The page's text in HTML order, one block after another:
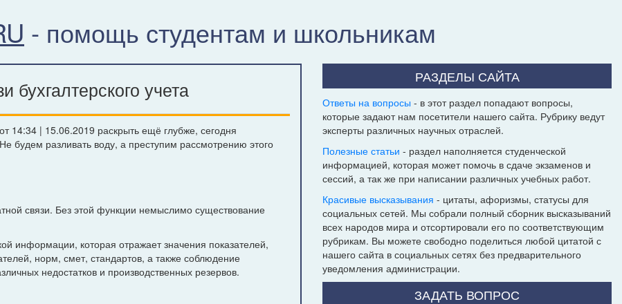
- помощь студентам и школьникам
бухгалтерского учета
14:34 | 15.06.2019 раскрыть ещё глубже, сегодня
будем разливать воду, а преступим рассмотрению этого
связи. Без этой функции немыслимо существование
информации, которая отражает значения показателей,
норм, смет, стандартов, а также соблюдение
недостатков и производственных резервов.
РАЗДЕЛЫ САЙТА
Ответы на вопросы - в этот раздел попадают вопросы,
которые задают нам посетители нашего сайта. Рубрику ведут
эксперты различных научных отраслей.
Полезные статьи - раздел наполняется студенческой
информацией, которая может помочь в сдаче экзаменов и
сессий, а так же при написании различных учебных работ.
Красивые высказывания - цитаты, афоризмы, статусы для
социальных сетей. Мы собрали полный сборник высказываний
всех народов мира и отсортировали его по соответствующим
рубрикам. Вы можете свободно поделиться любой цитатой с
нашего сайта в социальных сетях без предварительного
уведомления администрации.
ЗАДАТЬ ВОПРОС